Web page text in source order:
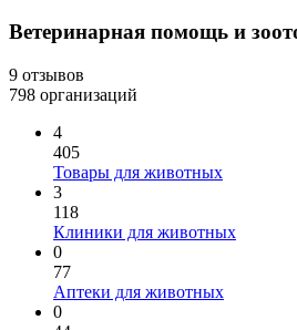
Ветеринарная помощь и
9 отзывов
798 организаций
4
405
Товары для животных
3
118
Клиники для животных
0
77
Аптеки для животных
0